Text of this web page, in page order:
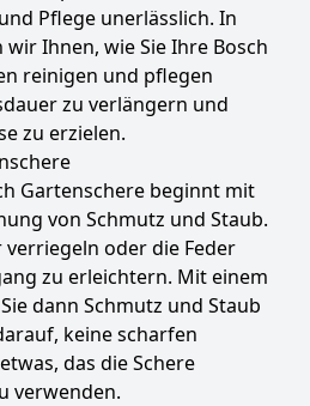
Pflege unerlässlich. In
Ihnen, wie Sie Ihre Bosch
reinigen und pflegen
zu verlängern und
zu erzielen.
Gartenschere beginnt mit
von Schmutz und Staub.
verriegeln oder die Feder
zu erleichtern. Mit einem
dann Schmutz und Staub
keine scharfen
das die Schere
verwenden.